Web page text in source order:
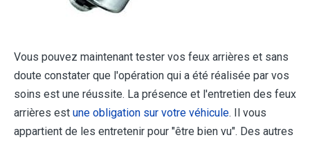
Vous pouvez maintenant tester vos feux arrières et sans
doute constater que l'opération qui a été réalisée par vos
soins est une réussite. La présence et l'entretien des feux
arrières est une obligation sur votre véhicule. Il vous
appartient de les entretenir pour "être bien vu". Des autres